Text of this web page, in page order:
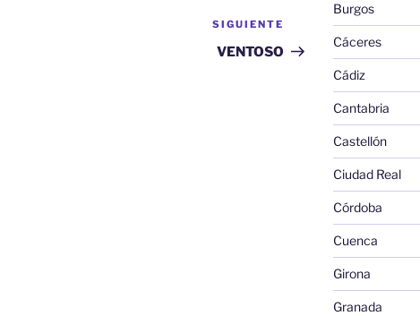
Siguiente
entrada
SIGUIENTE
VENTOSO
Burgos
Cáceres
Cádiz
Cantabria
Castellón
Ciudad Real
Córdoba
Cuenca
Girona
Granada